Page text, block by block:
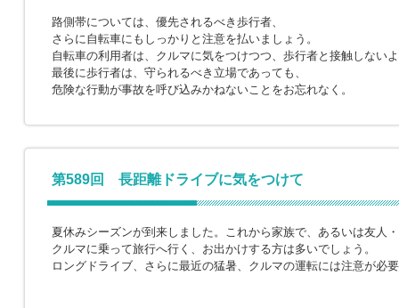
路側帯については、優先されるべき歩行者、
さらに自転車にもしっかりと注意を払いましょう。
自転車の利用者は、クルマに気をつけつつ、歩行者と接触しない
最後に歩行者は、守られるべき立場であっても、
危険な行動が事故を呼び込みかねないことをお忘れなく。
第589回 長距離ドライブに気をつけて
夏休みシーズンが到来しました。これから家族で、あるいは友人
クルマに乗って旅行へ行く、お出かけする方は多いでしょう。
ロングドライブ、さらに最近の猛暑、クルマの運転には注意が必